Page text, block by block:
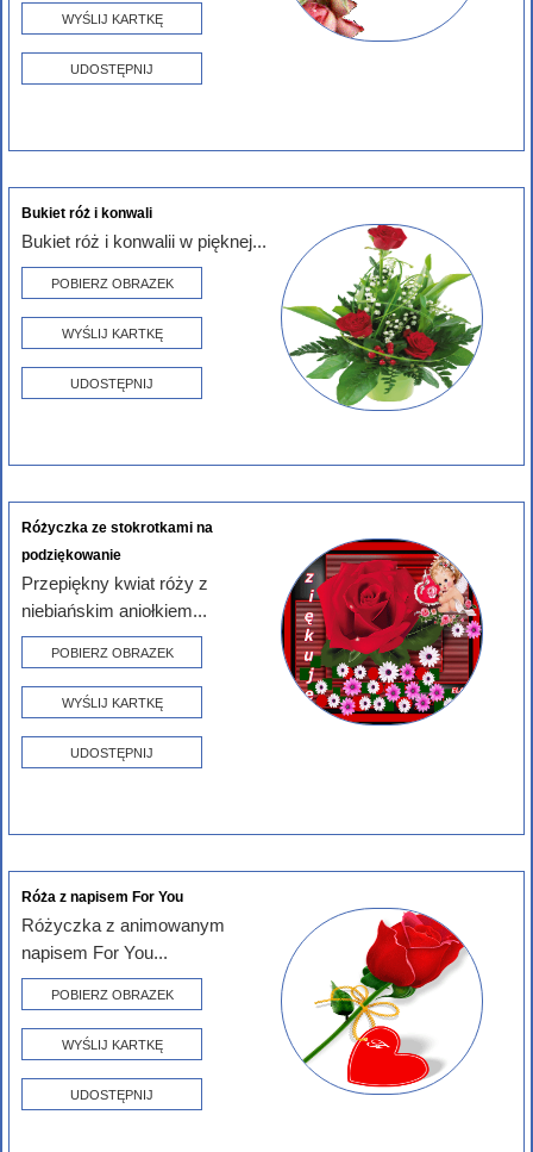
WYŚLIJ KARTKĘ
UDOSTĘPNIJ
Bukiet róż i konwali
Bukiet róż i konwalii w pięknej...
POBIERZ OBRAZEK
WYŚLIJ KARTKĘ
UDOSTĘPNIJ
Różyczka ze stokrotkami na
podziękowanie
Przepiękny kwiat róży z
niebiańskim aniołkiem...
POBIERZ OBRAZEK
WYŚLIJ KARTKĘ
UDOSTĘPNIJ
Róża z napisem For You
Różyczka z animowanym
napisem For You...
POBIERZ OBRAZEK
WYŚLIJ KARTKĘ
UDOSTĘPNIJ